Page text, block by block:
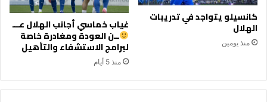
كانسيلو يتواجد في تدريبات
الهلال
منذ يومين
غياب خماسي أجانب الهلال عـــ
ــن العودة ومغادرة خاصة
لبرامج الاستشفاء والتأهيل
منذ 5 أيام